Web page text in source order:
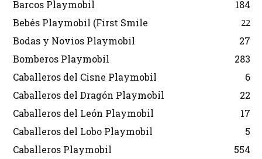
Barcos Playmobil
184
Bebés Playmobil (First Smile
22
Bodas y Novios Playmobil
27
Bomberos Playmobil
283
Caballeros del Cisne Playmobil
6
Caballeros del Dragón Playmobil
22
Caballeros del León Playmobil
17
Caballeros del Lobo Playmobil
5
Caballeros Playmobil
554